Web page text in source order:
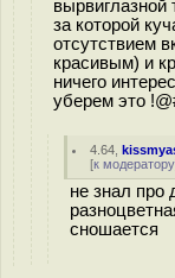
вырвиглазной
за которой
отсутствием
красивым) и
ничего
уберем это
4.64 ,
[к модератору
не знал про
сношается